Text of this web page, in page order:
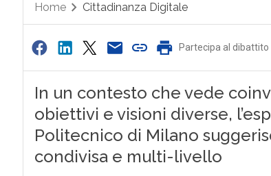
Home Cittadinanza Digitale
Partecipa al dibattito
In un contesto che vede
obiettivi e visioni diverse,
Politecnico di Milano
condivisa e multi-livello